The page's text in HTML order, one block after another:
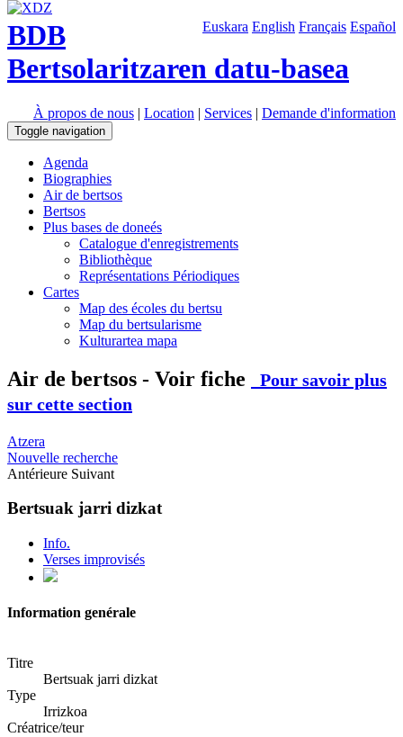
Euskara English Français Español
BDB
Bertsolaritzaren datu-basea
À propos de nous | Location | Services | Demande d'information
Toggle navigation
Agenda
Biographies
Air de bertsos
Bertsos
Plus bases de doneés
Catalogue d'enregistrements
Bibliothèque
Représentations Périodiques
Cartes
Map des écoles du bertsu
Map du bertsularisme
Kulturartea mapa
Air de bertsos - Voir fiche
Pour savoir plus
sur cette section
Atzera
Nouvelle recherche
Antérieure Suivant
Bertsuak jarri dizkat
Info.
Verses improvisés
Information genérale
Titre
Bertsuak jarri dizkat
Type
Irrizkoa
Créatrice/teur